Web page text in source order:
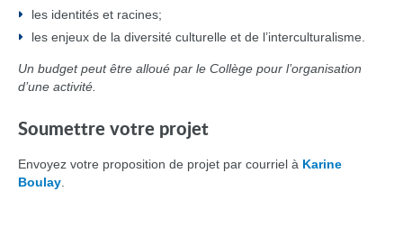
les identités et racines;
les enjeux de la diversité culturelle et de l’interculturalisme.
Un budget peut être alloué par le Collège pour l’organisation
d’une activité.
Soumettre votre projet
Envoyez votre proposition de projet par courriel à Karine
Boulay